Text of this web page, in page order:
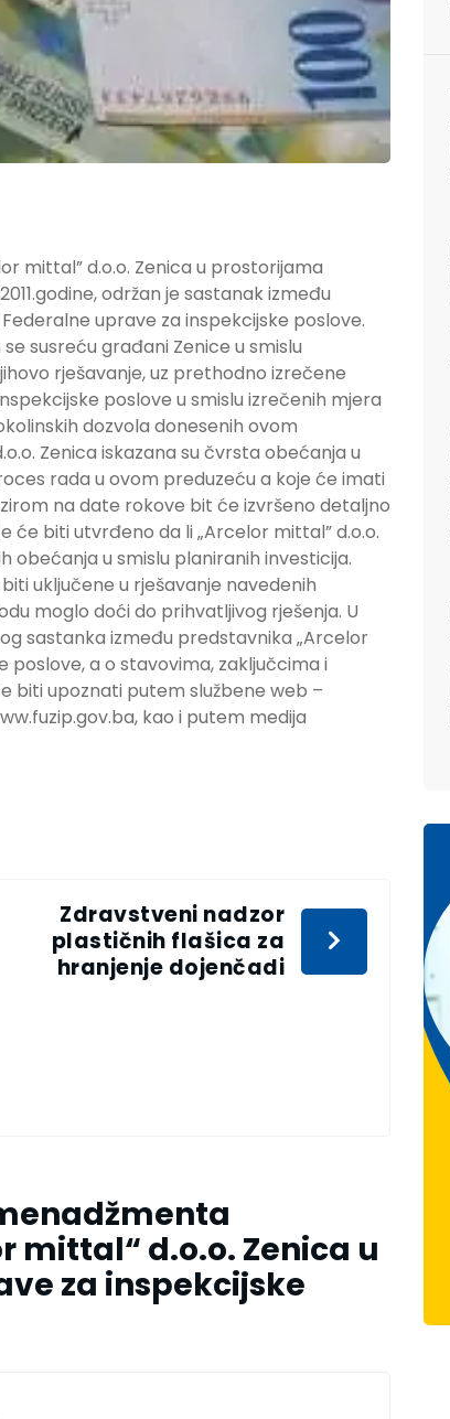
mittal” d.o.o. Zenica u prostorijama
održan je sastanak između
uprave za inspekcijske poslove.
susreću građani Zenice u smislu
rješavanje, uz prethodno izrečene
poslove u smislu izrečenih mjera
dozvola donesenih ovom
Zenica iskazana su čvrsta obećanja u
rada u ovom preduzeću a koje će imati
na date rokove bit će izvršeno detaljno
će biti utvrđeno da li „Arcelor mittal” d.o.o.
obećanja u smislu planiranih investicija.
uključene u rješavanje navedenih
moglo doći do prihvatljivog rješenja. U
sastanka između predstavnika „Arcelor
poslove, a o stavovima, zaključcima i
biti upoznati putem službene web –
kao i putem medija
Zdravstveni nadzor
plastičnih flašica za
hranjenje dojenčadi
mittal“ d.o.o. Zenica u
za inspekcijske